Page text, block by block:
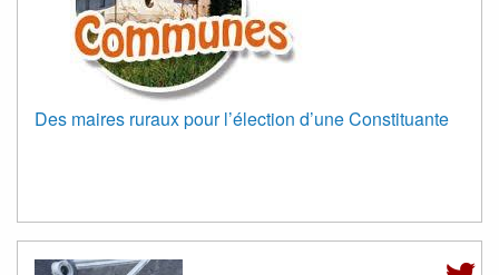
Des maires ruraux pour l’élection d’une Constituante